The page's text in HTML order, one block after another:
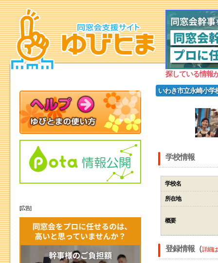
探している情報
いわき市立永崎小学
学校情報
学校名
所在地
概要
登録情報（詳細
[広告]